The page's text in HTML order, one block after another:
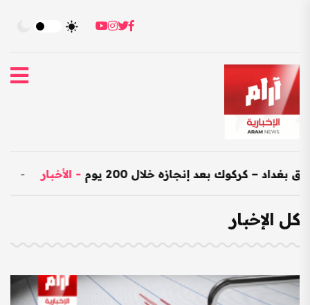
العراق يستورد بضائع - بعد إنجازه خلال 200 يوم -الأخبار
كل الإخبار